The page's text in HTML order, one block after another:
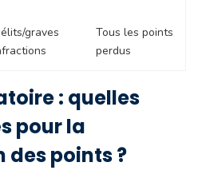
graves
Tous les points
perdus
: quelles
pour la
points ?